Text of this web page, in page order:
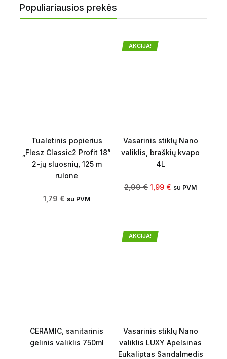
Populiariausios prekės
Tualetinis popierius
„Flesz Classic2 Profit 18”
2-jų sluosnių, 125 m
rulone
1,79 € su PVM
Vasarinis stiklų Nano
valiklis, braškių kvapo
4L
2,99€ 1,99 € su PVM
AKCIJA!
CERAMIC, sanitarinis
gelinis valiklis 750ml
Vasarinis stiklų Nano
valiklis LUXY Apelsinas
Eukaliptas Sandalmedis
AKCIJA!